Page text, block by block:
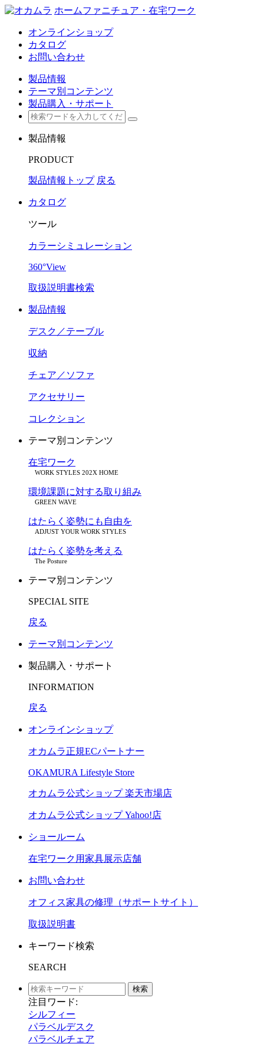
ホームファニチュア・在宅ワーク
オンラインショップ
カタログ
お問い合わせ
製品情報
テーマ別コンテンツ
製品購入・サポート
製品情報
PRODUCT
製品情報トップ 戻る
カタログ
ツール
カラーシミュレーション
360°View
取扱説明書検索
製品情報
デスク／テーブル
収納
チェア／ソファ
アクセサリー
コレクション
テーマ別コンテンツ
在宅ワーク
WORK STYLES 202X HOME
環境課題に対する取り組み
GREEN WAVE
はたらく姿勢にも自由を
ADJUST YOUR WORK STYLES
はたらく姿勢を考える
The Posture
テーマ別コンテンツ
SPECIAL SITE
戻る
テーマ別コンテンツ
製品購入・サポート
INFORMATION
戻る
オンラインショップ
オカムラ正規ECパートナー
OKAMURA Lifestyle Store
オカムラ公式ショップ 楽天市場店
オカムラ公式ショップ Yahoo!店
ショールーム
在宅ワーク用家具展示店舗
お問い合わせ
オフィス家具の修理（サポートサイト）
取扱説明書
キーワード検索
SEARCH
検索
注目ワード:
シルフィー
パラベルデスク
パラベルチェア